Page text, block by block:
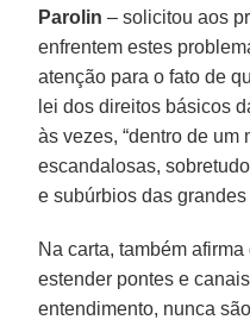
Parolin – solicitou aos
enfrentem estes
atenção para o fato de
lei dos direitos básicos
às vezes, “dentro de
escandalosas,
e subúrbios das grandes
Na carta, também
estender pontes e
entendimento, nunca